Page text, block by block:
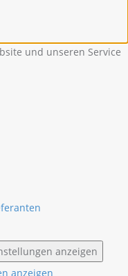
und unseren Service
anzeigen
anzeigen